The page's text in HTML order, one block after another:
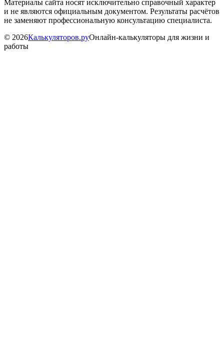
Материалы сайта носят исключительно справочный характер
и не являются официальным документом. Результаты расчётов
не заменяют профессиональную консультацию специалиста.
© 2026Калькуляторов.руОнлайн-калькуляторы для жизни и
работы